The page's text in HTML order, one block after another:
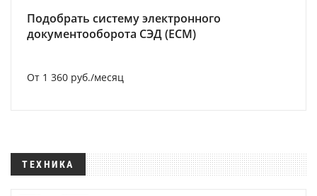
Подобрать систему электронного
документооборота СЭД (ECM)
От 1 360 руб./месяц
ТЕХНИКА